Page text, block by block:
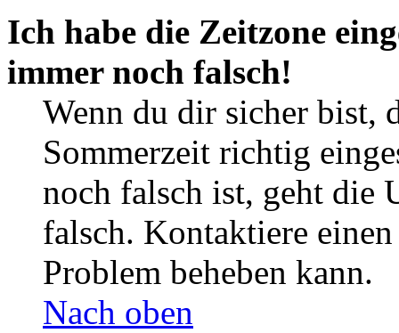
Ich habe die Zeitzone
immer noch falsch!
Wenn du dir sicher bist,
Sommerzeit richtig
noch falsch ist, geht die
falsch. Kontaktiere
Problem beheben kann.
Nach oben